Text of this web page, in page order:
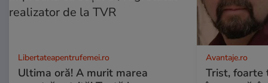
Libertateapentrufemei.ro
Ultima oră! A murit marea
Avantaje.ro
Trist, foarte